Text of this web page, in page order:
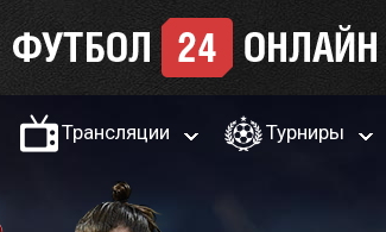
Трансляции Турниры